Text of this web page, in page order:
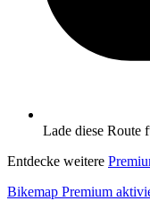
Lade diese Route
Entdecke weitere
Bikemap Premium